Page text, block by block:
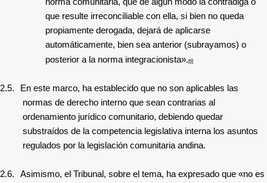
norma comunitaria, que de algún modo la contradiga o
que resulte irreconciliable con ella, si bien no queda
propiamente derogada, dejará de aplicarse
automáticamente, bien sea anterior (subrayamos) o
posterior a la norma integracionista». [6]
2.5.
En este marco, ha establecido que no son aplicables las
normas de derecho interno que sean contrarias al
ordenamiento jurídico comunitario, debiendo quedar
substraídos de la competencia legislativa interna los asuntos
regulados por la legislación comunitaria andina.
2.6.
Asimismo, el Tribunal, sobre el tema, ha expresado que «no es